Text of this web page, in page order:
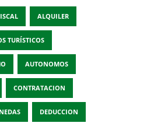
ALQUILER
TURÍSTICOS
AUTONOMOS
CONTRATACION
DEDUCCION